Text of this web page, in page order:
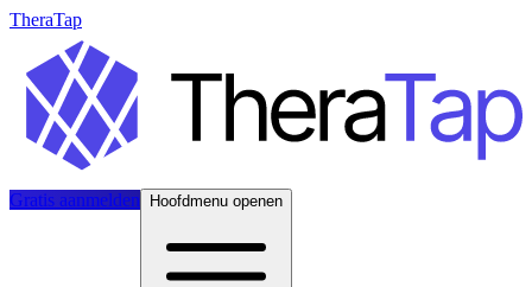
TheraTap
Gratis aanmelden Hoofdmenu openen